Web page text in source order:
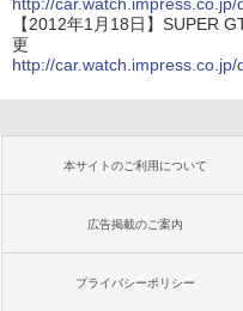
【2012年1月18日】SUPER
更
http://
本サイトのご利用について
広告掲載のご案内
プライバシーポリシー